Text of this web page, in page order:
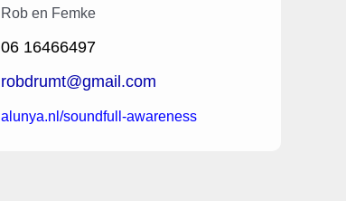
Rob en Femke
06 16466497
robdrumt@gmail.com
alunya.nl/soundfull-awareness